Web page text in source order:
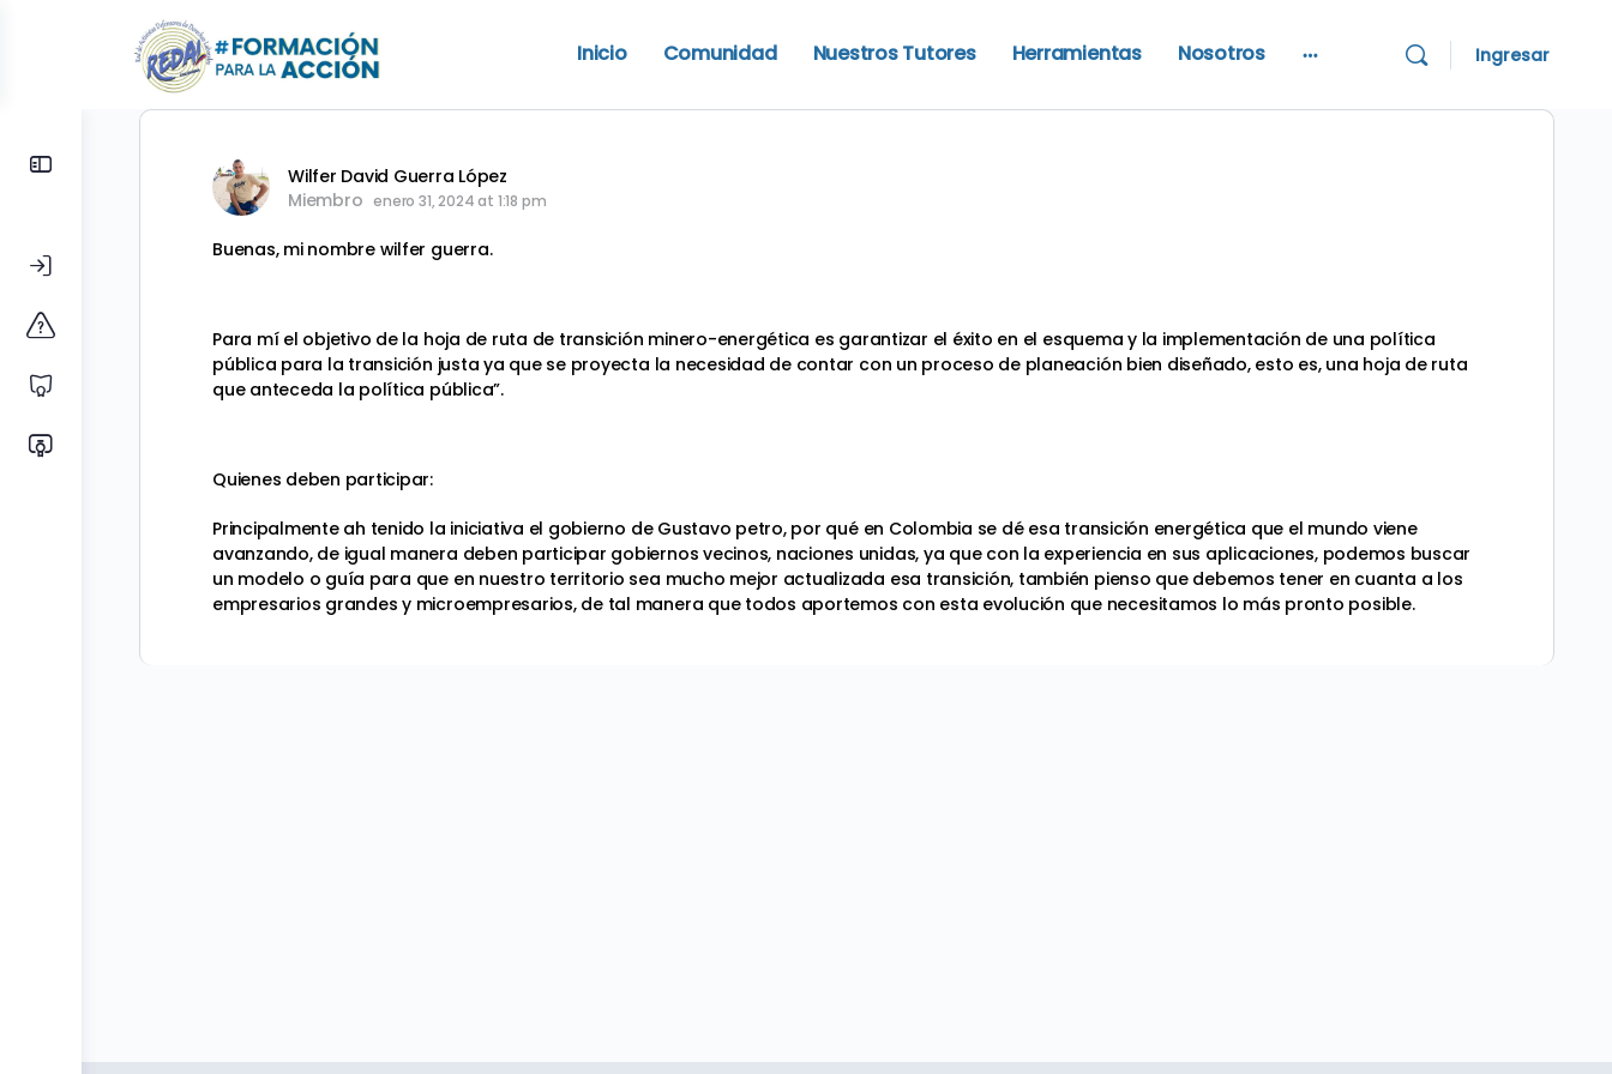
Inicio Comunidad Nuestros Tutores Herramientas Nosotros Ingresar
Wilfer David Guerra López
Miembro enero 31, 2024 at 1:18 pm
Buenas, mi nombre wilfer guerra.
Para mí el objetivo de la hoja de ruta de transición minero-energética es garantizar el éxito en el esquema y la implementación de una política
pública para la transición justa ya que se proyecta la necesidad de contar con un proceso de planeación bien diseñado, esto es, una hoja de ruta
que anteceda la política pública”.
Quienes deben participar:
Principalmente ah tenido la iniciativa el gobierno de Gustavo petro, por qué en Colombia se dé esa transición energética que el mundo viene
avanzando, de igual manera deben participar gobiernos vecinos, naciones unidas, ya que con la experiencia en sus aplicaciones, podemos buscar
un modelo o guía para que en nuestro territorio sea mucho mejor actualizada esa transición, también pienso que debemos tener en cuanta a los
empresarios grandes y microempresarios, de tal manera que todos aportemos con esta evolución que necesitamos lo más pronto posible.